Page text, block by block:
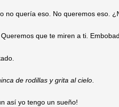
no quería eso. No queremos eso.
Queremos que te miren a ti.
de rodillas y grita al cielo
así yo tengo un sueño!